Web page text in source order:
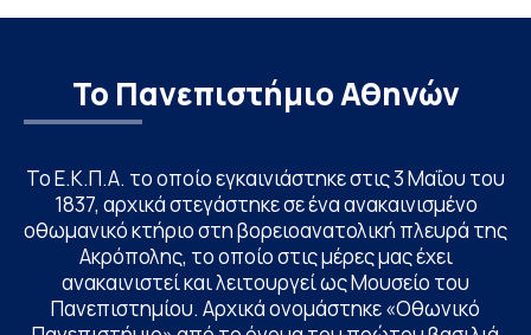
Το Πανεπιστήμιο Αθηνών
Το Ε.Κ.Π.Α. το οποίο εγκαινιάστηκε στις 3 Μαΐου του
1837, αρχικά στεγάστηκε σε ένα ανακαινισμένο
οθωμανικό κτήριο στη βορειοανατολική πλευρά της
Ακρόπολης, το οποίο στις μέρες μας έχει
ανακαινιστεί και λειτουργεί ως Μουσείο του
Πανεπιστημίου. Αρχικά ονομάστηκε «Οθωνικό